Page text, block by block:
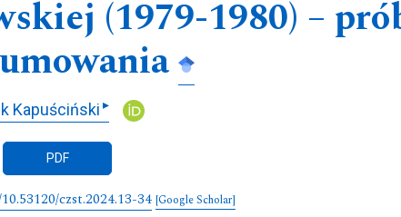
(1979-1980) –
Kapuściński ▸
PDF
czst.2024.13-34 [Google Scholar]